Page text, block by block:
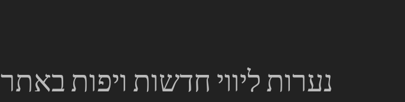
נערות ליווי חדשות ויפות באתר